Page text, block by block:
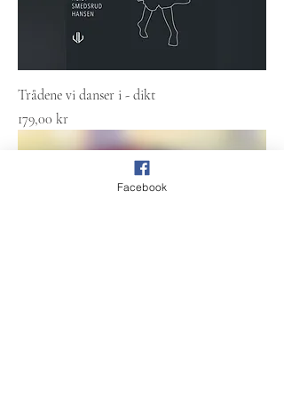
Trådene vi danser i - dikt
Pris
179,00 kr
Facebook